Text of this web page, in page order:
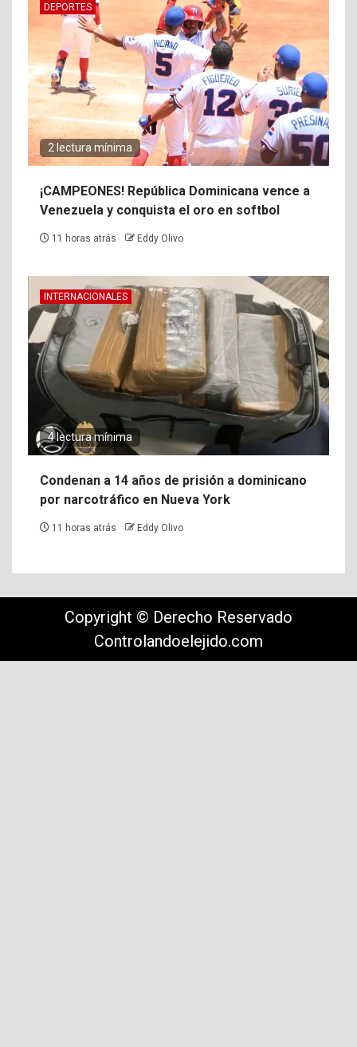
DEPORTES
2 lectura mínima
¡CAMPEONES! República Dominicana vence a
Venezuela y conquista el oro en softbol
11 horas atrás Eddy Olivo
INTERNACIONALES
4 lectura mínima
Condenan a 14 años de prisión a dominicano
por narcotráfico en Nueva York
11 horas atrás Eddy Olivo
Copyright © Derecho Reservado
Controlandoelejido.com